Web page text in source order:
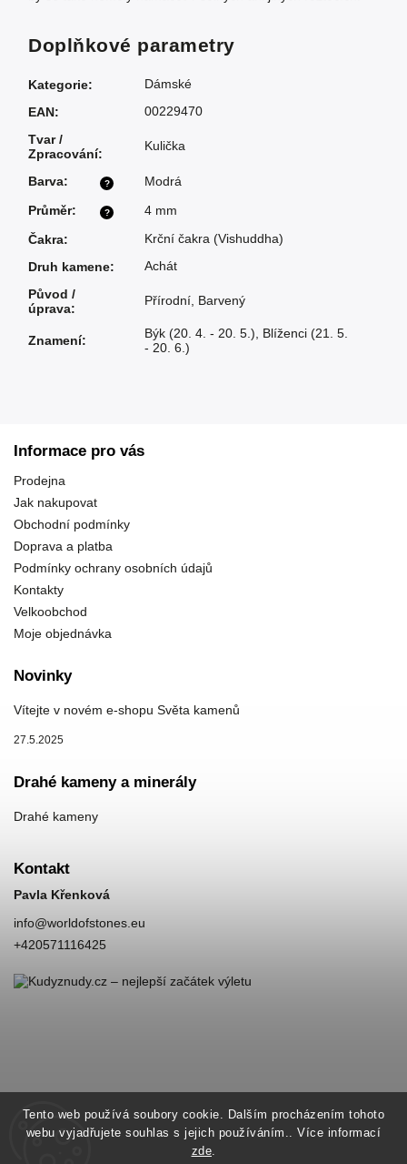
Tento web používá soubory cookie. Dalším procházením tohoto
webu vyjadřujete souhlas s jejich používáním.. Více informací
zde.
Doplňkové parametry
Kategorie:
Dámské
EAN:
00229470
Tvar /
Zpracování:
Kulička
?
Barva: Modrá
?
Průměr:
4 mm
Čakra:
Krční čakra (Vishuddha)
Druh kamene:
Achát
Původ /
úprava:
Přírodní, Barvený
Znamení: Býk (20. 4. - 20. 5.)
Blíženci (21. 5.
- 20. 6.)
Informace pro vás
Prodejna
Jak nakupovat
Obchodní podmínky
Doprava a platba
Podmínky ochrany osobních údajů
Kontakty
Velkoobchod
Moje objednávka
Novinky
Vítejte v novém e-shopu Světa kamenů
27.5.2025
Drahé kameny a minerály
Drahé kameny
Kontakt
Pavla Křenková
info@worldofstones.eu
+420571116425